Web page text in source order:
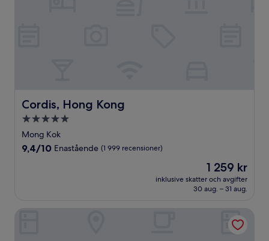
Cordis, Hong Kong
Cordis, Hong Kong
5.0-
stjärnigt
boende
Mong Kok
9.4
9,4/10 Enastående (1 999 recensioner)
Priset
är
1 259 kr
1 259 kr
inklusive skatter och avgifter
30 aug. – 31 aug.